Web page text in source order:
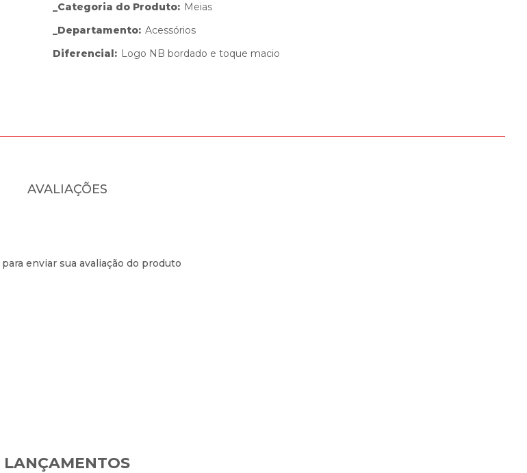
_Categoria do Produto: Meias
_Departamento: Acessórios
Diferencial: Logo NB bordado e toque macio
AVALIAÇÕES
para enviar sua avaliação do produto
LANÇAMENTOS